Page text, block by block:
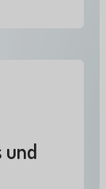
und